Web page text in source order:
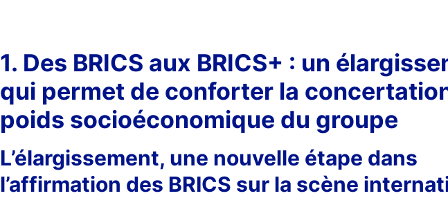
1. Des BRICS aux BRICS+ : un
qui permet de conforter la
poids socioéconomique du groupe
L’élargissement, une nouvelle étape dans
l’affirmation des BRICS sur la scène